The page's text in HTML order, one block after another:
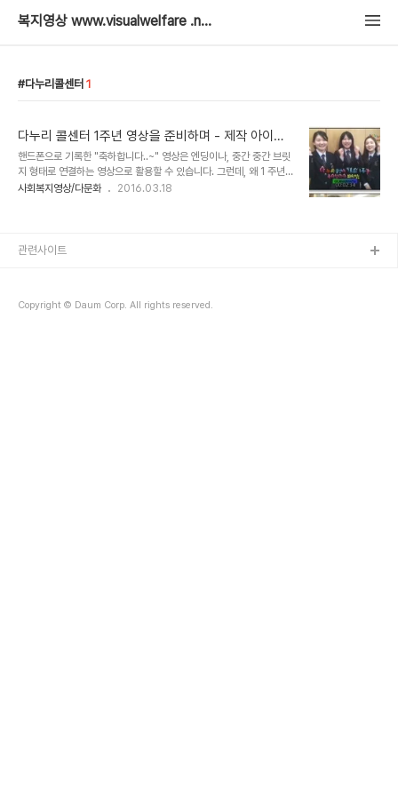
복지영상 www.visualwelfare .net
다누리콜센터 1
다누리 콜센터 1주년 영상을 준비하며 - 제작 아이디
어
핸드폰으로 기록한 "축하합니다..~" 영상은 엔딩이나, 중간 중간 브릿
지 형태로 연결하는 영상으로 활용할 수 있습니다. 그런데, 왜 1 주년
이 나에게 축하하는 의미가 되는지를 설명하는 것이 없이는 축하하는
기를 영상속에 포함시켜야 합니다. 제가 촬영할 분들 중에라도 특히 다
척 당황했었어요. 그때 ..
사회복지영상/다문화 2016.03.18
Copyright © Daum Corp. All rights reserved.
관련사이트